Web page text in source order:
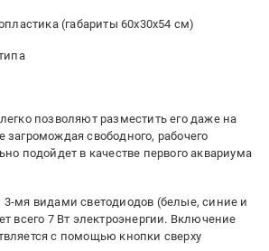
(габариты 60х30х54 см)
позволяют разместить его даже на
свободного, рабочего
подойдет в качестве первого аквариума
мя видами светодиодов (белые, синие и
всего 7 Вт электроэнергии. Включение
с помощью кнопки сверху